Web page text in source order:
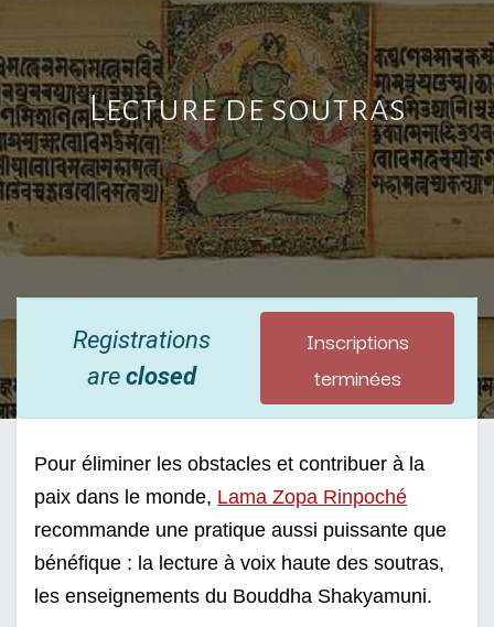
Lecture de soutras
Registrations
areclosed
Inscriptions
terminées
Pour éliminer les obstacles et contribuer à la
paix dans le monde, Lama Zopa Rinpoché
recommande une pratique aussi puissante que
bénéfique : la lecture à voix haute des soutras,
les enseignements du Bouddha Shakyamuni.